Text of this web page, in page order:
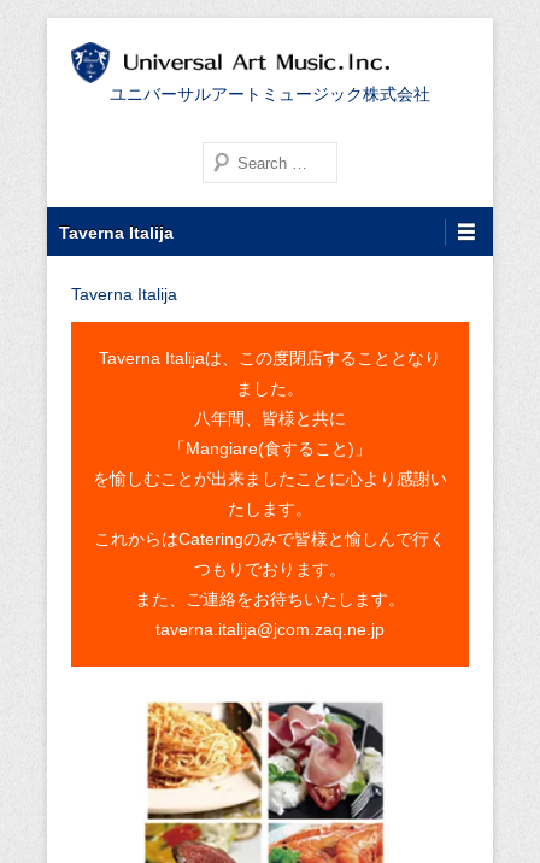
ユニバーサルアートミュージック株式会社
検索する
第1メニュー
コンテンツへ移動
Taverna Italija
Taverna Italija
Taverna Italijaは、この度閉店することとなり
ました。
八年間、皆様と共に
「Mangiare(食すること)」
を愉しむことが出来ましたことに心より感謝い
たします。
これからはCateringのみで皆様と愉しんで行く
つもりでおります。
また、ご連絡をお待ちいたします。
taverna.italija@jcom.zaq.ne.jp